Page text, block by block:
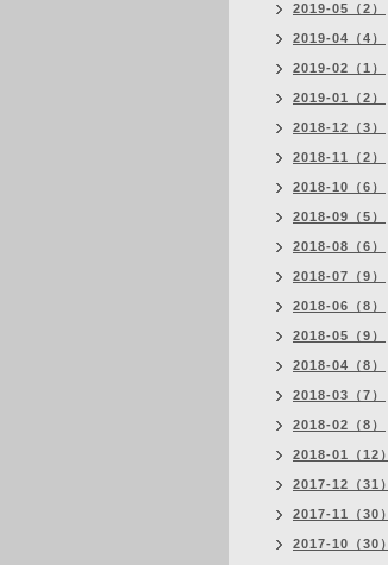
2019-05（2）
2019-04（4）
2019-02（1）
2019-01（2）
2018-12（3）
2018-11（2）
2018-10（6）
2018-09（5）
2018-08（6）
2018-07（9）
2018-06（8）
2018-05（9）
2018-04（8）
2018-03（7）
2018-02（8）
2018-01（12）
2017-12（31）
2017-11（30）
2017-10（30）